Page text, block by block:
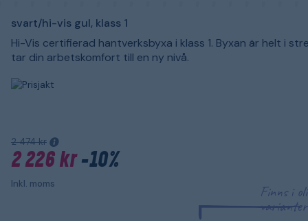
svart/hi-vis gul, klass 1
Hi-Vis certifierad hantverksbyxa i klass 1. Byxan är helt i
tar din arbetskomfort till en ny nivå.
2 474 kr
2 226 kr-10%
Inkl. moms
Finns i
varianter